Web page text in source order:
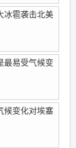
冰雹袭击北美
最易受气候变
候变化对埃塞